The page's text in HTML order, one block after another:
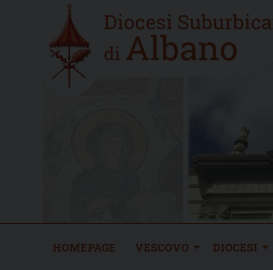
Home
new
HOMEPAGE VESCOVO DIOCESI